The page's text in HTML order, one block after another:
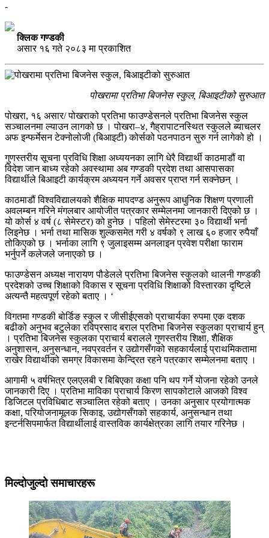
-
क्लिक गण्डकी
असार १६ गते २०८३ मा प्रकाशित
पोखरामा प्रतिभा बिजनेस स्कुल, बिआइटीको सुरुआत
पोखरा, १६ असार/ पोखराको प्रतिभा फाउण्डेसनले प्रतिभा बिजनेस स्कुल
सञ्चालनमा ल्याउन लागको छ । पोखरा–४, गैह्रापाटनस्थित स्कुलले ब्याचलर
अफ इन्फर्मेसन टेक्नोलोजी (बिआइटी) कोर्सको पठनपाठन सुरु गर्न लागेको हो ।
गुणस्तरीय सूचना प्रविधि शिक्षा अध्ययनका लागि धेरै विद्यार्थी काठमाडौं वा
विदेश जान बाध्य रहेको अवस्थामा अब गण्डकी प्रदेश तथा आसपासका
विद्यार्थीले बिआइटी कार्यक्रम अध्ययन गर्ने अवसर प्राप्त गर्न सक्नेछन् ।
काठमाडौं विश्वविद्यालयको शैक्षिक मापदण्ड अनुरूप आधुनिक शिक्षण प्रणाली
अवलम्बन गरिने मंगलबार आयोजीत पत्रकार सम्मेलनमा जानकारी दिएको छ ।
यो कोर्स ४ वर्ष (८ सेमेस्टर) को हुनेछ । पहिलो सेमेस्टरमा ३० विद्यार्थी भर्ना
लिइनेछ । भर्ना तथा मासिक शुल्कसमेत गरी ४ वर्षको ९ लाख ६० हजार रुपैयाँ
तोकिएको छ । भर्नाका लागि ९ जुलाइसम्म अनलाइन प्रवेश परीक्षा फाराम
भर्नुपर्ने कलेजले जनाएको छ ।
फाउण्डेसन अध्यक्ष नारायण पौडेलले प्रतिभा बिजनेस स्कुलको थालनी गण्डकी
प्रदेशको उच्च शिक्षाको विकास र सूचना प्रविधि शिक्षाको विस्तारका दृष्टिले
अत्यन्तै महत्वपूर्ण रहेको बताए । ‘
विगतमा गण्डकी बोर्डिङ स्कुल र जीसीईएसको प्राचार्यका रुपमा एक दशक
बढीको अनुभव बटुलेका रविप्रसाद बराल प्रतिभा बिजनेस स्कुलका प्राचार्य हुन्
। प्रतिभा बिजनेस स्कुलका प्राचार्य बरालले गुणस्तरीय शिक्षा, शैक्षिक
अनुशासन, अनुसन्धान, नवप्रवर्तन र उद्योगसँगको सहकार्यलाई प्राथमिकतामा
राखेर विद्यार्थीको समग्र विकासमा केन्द्रित रहने पत्रकार सम्मेलनमा बताए ।
आगामी ५ वर्षभित्र एलएलबी र बिबिएका कक्षा पनि थप गर्ने योजना रहेको उनले
जानकारी दिए । प्रतिभा माविका प्राचार्य किरण सापकोटाले आजको विश्व
डिजिटल प्रविधिबाट सञ्चालित रहेको बताए । उनका अनुसार प्रयोगात्मक
कक्षा, परियोजनामूलक सिकाइ, उद्योगसँगको सहकार्य, अनुसन्धान तथा
इन्टर्नसिपमार्फत विद्यार्थीलाई वास्तविक कार्यक्षेत्रका लागि तयार गरिनेछ ।
मिल्दोजुल्दो समाचारहरू